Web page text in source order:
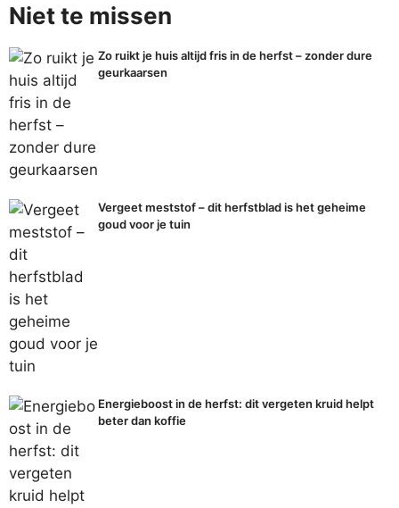
Niet te missen
Zo ruikt je huis altijd fris in de herfst – zonder dure
geurkaarsen
Vergeet meststof – dit herfstblad is het geheime
goud voor je tuin
Energieboost in de herfst: dit vergeten kruid helpt
beter dan koffie